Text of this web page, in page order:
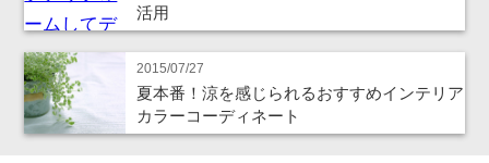
活用
2015/07/27
夏本番！涼を感じられるおすすめインテリア
カラーコーディネート